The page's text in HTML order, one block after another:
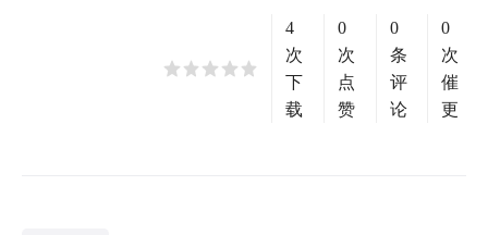
4
次
下
载
0
次
点
赞
0
条
评
论
0
次
催
更